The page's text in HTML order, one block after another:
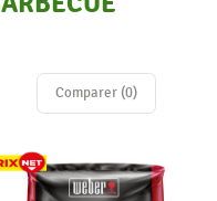
Comparer (0)‎